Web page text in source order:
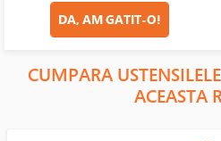
DA, AM GATIT-O!
CUMPARA
ACEASTA